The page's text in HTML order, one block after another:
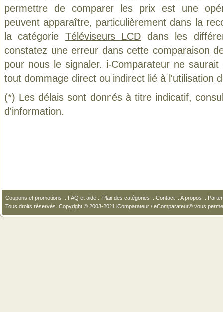
permettre de comparer les prix est une
peuvent apparaître, particulièrement dans la
la catégorie Téléviseurs LCD dans les
constatez une erreur dans cette comparaison
pour nous le signaler. i-Comparateur ne
tout dommage direct ou indirect lié à l'utilisation
(*) Les délais sont donnés à titre indicatif,
d'information.
Coupons et promotions :: FAQ et aide :: Plan des catégories :: Contact :: A propos ::
Tous droits réservés. Copyright © 2003-2021 iComparateur / eComparateur® vous